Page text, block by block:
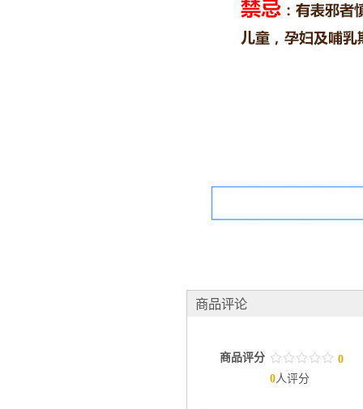
商品评论
商品评分 / / / / /
. . . . . 0
0人评分